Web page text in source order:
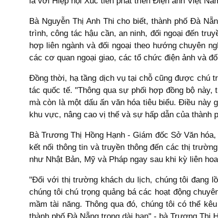
Bà Nguyễn Thị Anh Thi cho biết, thành phố Đà
trình, công tác hậu cần, an ninh, đối ngoại đến
hợp liên ngành và đối ngoại theo hướng chuyên
các cơ quan ngoại giao, các tổ chức điện ảnh và
Đồng thời, hạ tầng dịch vụ tại chỗ cũng được chú
tác quốc tế. "Thông qua sự phối hợp đồng bộ
mà còn là một dấu ấn văn hóa tiêu biểu. Điều
khu vực, nâng cao vị thế và sự hấp dẫn của thành
Bà Trương Thị Hồng Hạnh - Giám đốc Sở Văn
kết nối thông tin và truyền thông đến các thị
như Nhật Bản, Mỹ và Pháp ngay sau khi kỳ liên
"Đối với thị trường khách du lịch, chúng tôi đang
chúng tôi chú trọng quảng bá các hoạt động
mầm tài năng. Thông qua đó, chúng tôi có thể
thành phố Đà Nẵng trong dài hạn" - bà Trương Thị